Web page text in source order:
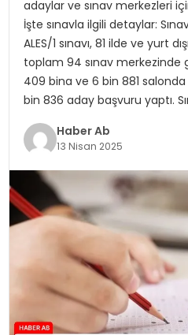
TEKNOLOJI
SPOR
SAĞLIK
MAGAZIN
YAŞAM
adaylar ve sınav merkezleri
İşte sınavla ilgili detaylar:
ALES/1 sınavı, 81 ilde ve yurt
toplam 94 sınav merkezinde
409 bina ve 6 bin 881
bin 836 aday başvuru yaptı.
Haber Ab
13 Nisan 2025